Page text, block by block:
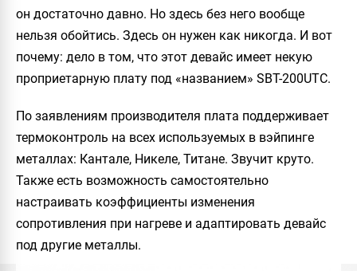
он достаточно давно. Но здесь без него вообще
нельзя обойтись. Здесь он нужен как никогда. И вот
почему: дело в том, что этот девайс имеет некую
проприетарную плату под «названием» SBT-200UTC.
По заявлениям производителя плата поддерживает
термоконтроль на всех используемых в вэйпинге
металлах: Кантале, Никеле, Титане. Звучит круто.
Также есть возможность самостоятельно
настраивать коэффициенты изменения
сопротивления при нагреве и адаптировать девайс
под другие металлы.